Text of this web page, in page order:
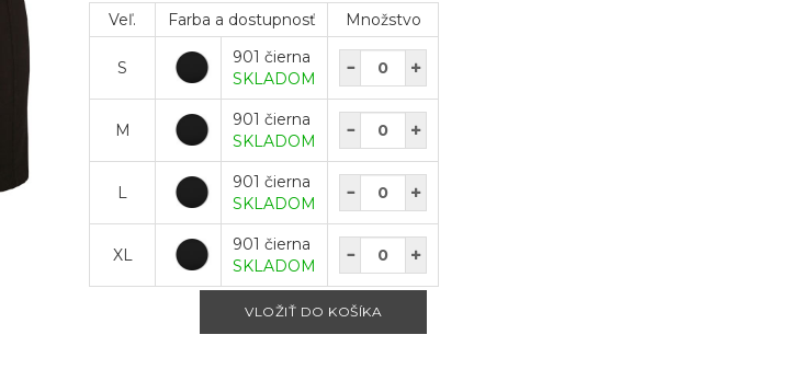
Veľ. Farba a dostupnosť Množstvo
S
901 čierna
SKLADOM
M
901 čierna
SKLADOM
L
901 čierna
SKLADOM
XL
901 čierna
SKLADOM